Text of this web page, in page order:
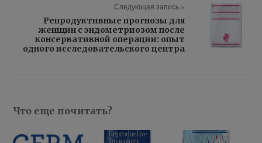
Следующая запись »
Репродуктивные прогнозы для
женщин с эндометриозом после
консервативной операции: опыт
одного исследовательского центра
Что еще почитать?